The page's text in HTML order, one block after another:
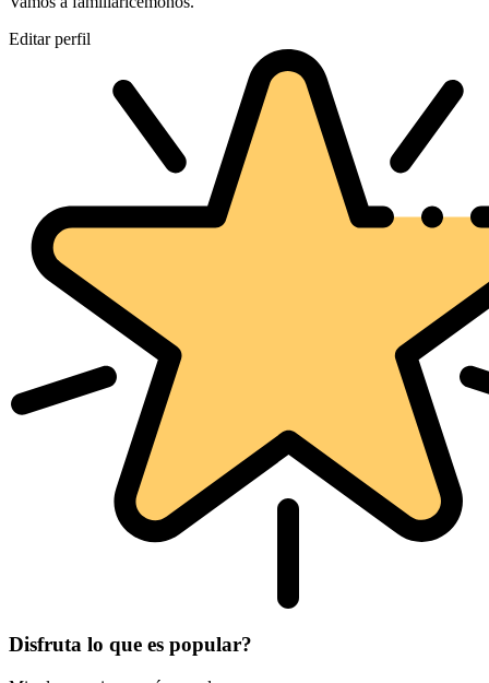
Editar perfil
Disfruta lo que es popular?